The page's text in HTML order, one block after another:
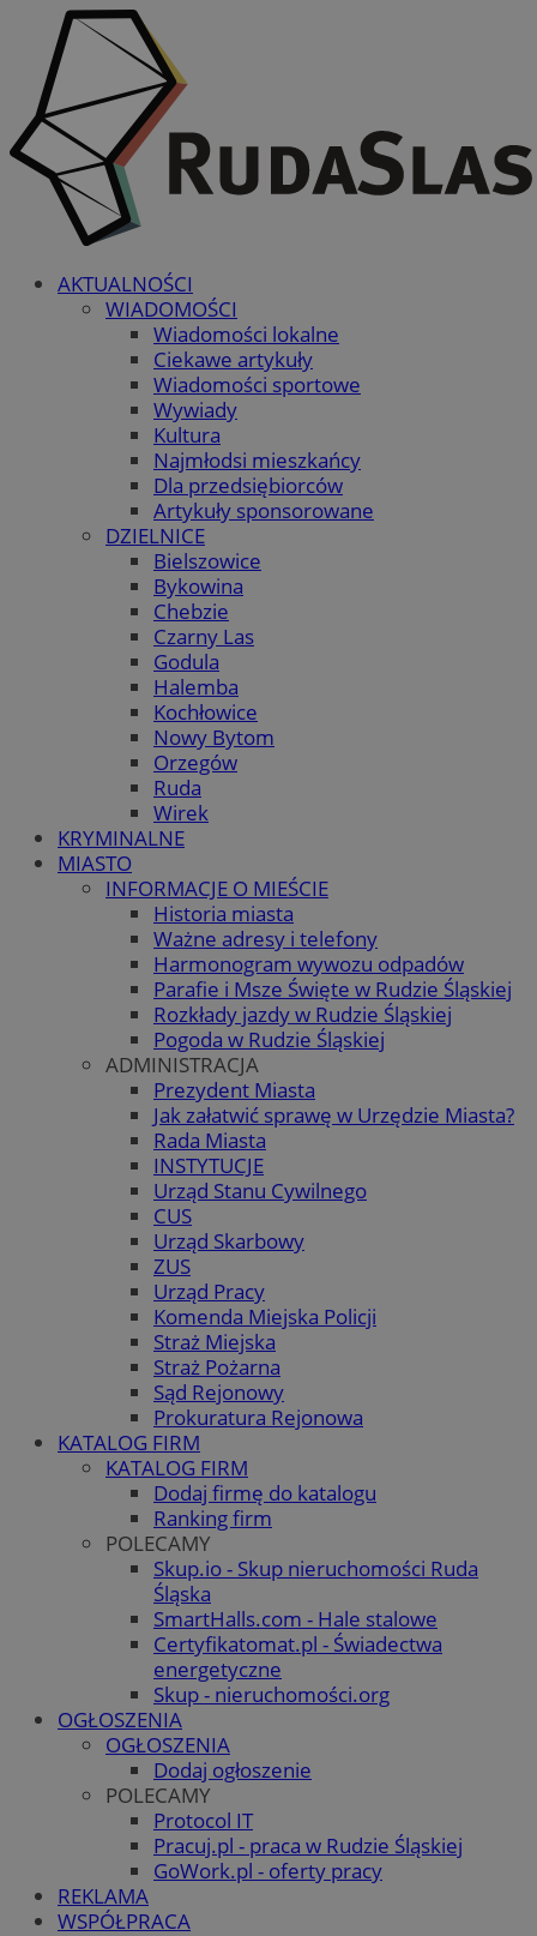
AKTUALNOŚCI
WIADOMOŚCI
Wiadomości lokalne
Ciekawe artykuły
Wiadomości sportowe
Wywiady
Kultura
Najmłodsi mieszkańcy
Dla przedsiębiorców
Artykuły sponsorowane
DZIELNICE
Bielszowice
Bykowina
Chebzie
Czarny Las
Godula
Halemba
Kochłowice
Nowy Bytom
Orzegów
Ruda
Wirek
KRYMINALNE
MIASTO
INFORMACJE O MIEŚCIE
Historia miasta
Ważne adresy i telefony
Harmonogram wywozu odpadów
Parafie i Msze Święte w Rudzie Śląskiej
Rozkłady jazdy w Rudzie Śląskiej
Pogoda w Rudzie Śląskiej
ADMINISTRACJA
Prezydent Miasta
Jak załatwić sprawę w Urzędzie Miasta?
Rada Miasta
INSTYTUCJE
Urząd Stanu Cywilnego
CUS
Urząd Skarbowy
ZUS
Urząd Pracy
Komenda Miejska Policji
Straż Miejska
Straż Pożarna
Sąd Rejonowy
Prokuratura Rejonowa
KATALOG FIRM
KATALOG FIRM
Dodaj firmę do katalogu
Ranking firm
POLECAMY
Skup.io - Skup nieruchomości Ruda
Śląska
SmartHalls.com - Hale stalowe
Certyfikatomat.pl - Świadectwa
energetyczne
Skup - nieruchomości.org
OGŁOSZENIA
OGŁOSZENIA
Dodaj ogłoszenie
POLECAMY
Protocol IT
Pracuj.pl - praca w Rudzie Śląskiej
GoWork.pl - oferty pracy
REKLAMA
WSPÓŁPRACA